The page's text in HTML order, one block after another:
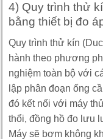
4) Quy trình thử
bằng thiết bị đo
Quy trình thử kín
hành theo phương
nghiệm toàn bộ với
lập phân đoạn ống
đó kết nối với máy
thổi, đồng hồ đo lưu
Máy sẽ bơm không